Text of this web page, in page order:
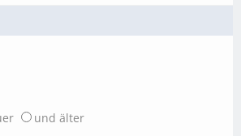
und älter